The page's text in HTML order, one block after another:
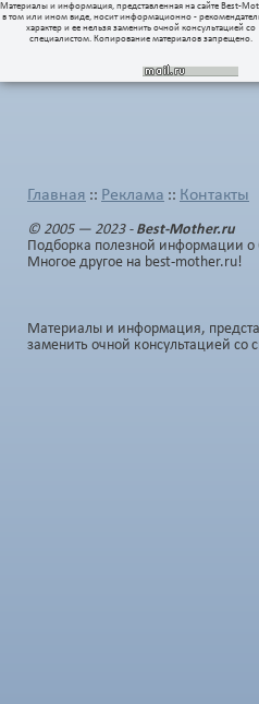
Материалы и информация, представленная на сайте Best-
в том или ином виде, носит информационно -
характер и ее нельзя заменить очной консультацией со
специалистом. Копирование материалов запрещено.
Главная :: Реклама :: Контакты
© 2005 — 2023 - Best-Mother.ru
Подборка полезной информации о
Многое другое на best-mother.ru!
Материалы и информация,
заменить очной консультацией